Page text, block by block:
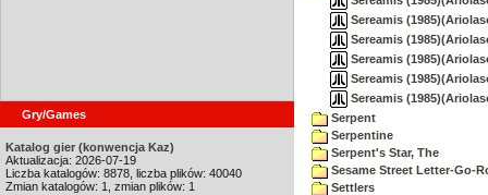
Gry/Games
Katalog gier (konwencja Kaz)
Aktualizacja: 2026-07-19
Liczba katalogów: 8878, liczba plików: 40040
Zmian katalogów: 1, zmian plików: 1
Sereamis
Sereamis
Sereamis
Sereamis
Sereamis
Serpent
Serpentine
Serpent's Star, The
Sesame Street Letter-Go-
Settlers